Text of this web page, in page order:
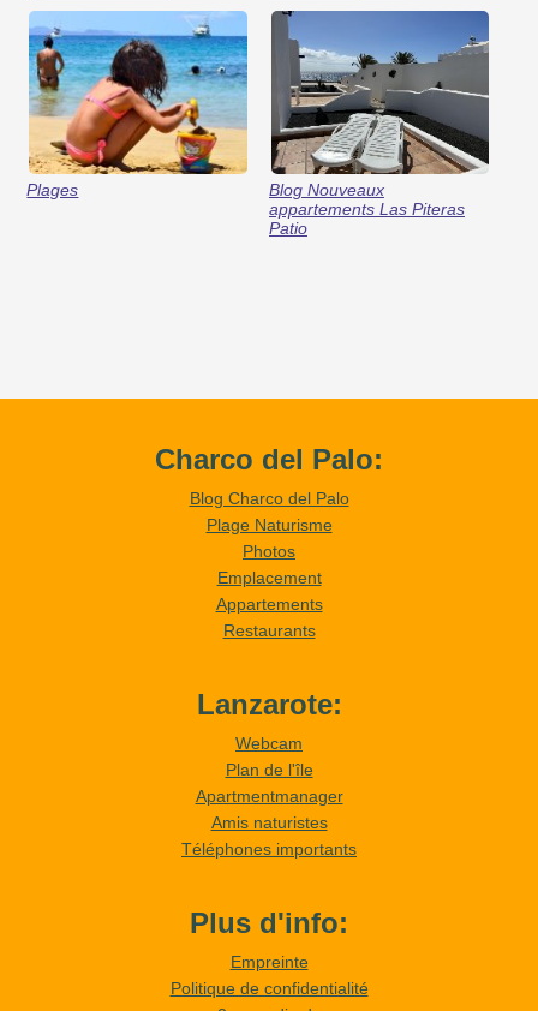
Plages
Blog Nouveaux
appartements Las Piteras
Patio
Charco del Palo:
Blog Charco del Palo
Plage Naturisme
Photos
Emplacement
Appartements
Restaurants
Lanzarote:
Webcam
Plan de l'île
Apartmentmanager
Amis naturistes
Téléphones importants
Plus d'info:
Empreinte
Politique de confidentialité